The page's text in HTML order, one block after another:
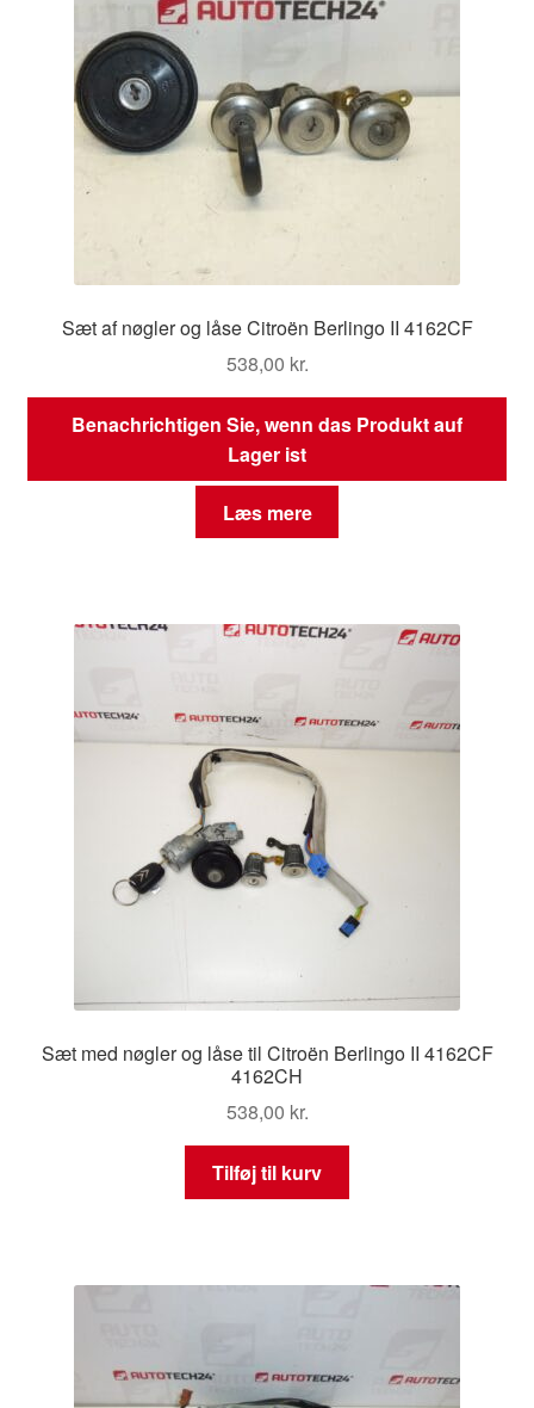
Sæt af nøgler og låse Citroën Berlingo II 4162CF
538,00 kr.
Benachrichtigen Sie, wenn das Produkt auf
Lager ist
Læs mere
Sæt med nøgler og låse til Citroën Berlingo II 4162CF
4162CH
538,00 kr.
Tilføj til kurv